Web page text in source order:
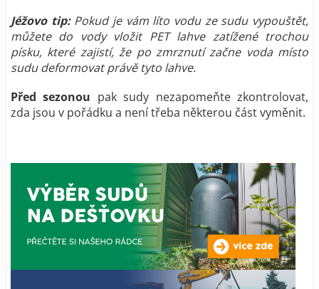
Jéžovo tip:Pokud je vám líto vodu ze sudu vypouštět,
můžete do vody vložit PET lahve zatížené trochou
písku, které zajistí, že po zmrznutí začne voda místo
sudu deformovat právě tyto lahve.
Před sezonou pak sudy nezapomeňte zkontrolovat,
zda jsou v pořádku a není třeba některou část vyměnit.